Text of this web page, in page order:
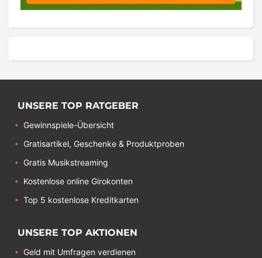
UNSERE TOP RATGEBER
Gewinnspiele-Übersicht
Gratisartikel, Geschenke & Produktproben
Gratis Musikstreaming
Kostenlose online Girokonten
Top 5 kostenlose Kreditkarten
UNSERE TOP AKTIONEN
Geld mit Umfragen verdienen